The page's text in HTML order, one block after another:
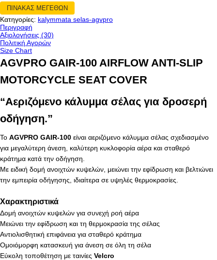
ΠΙΝΑΚΑΣ ΜΕΓΕΘΩΝ
Κατηγορίες: kalymmata selas-agvpro
Περιγραφή
Αξιολογήσεις (30)
Πολιτική Αγορών
Size Chart
AGVPRO GAIR-100 AIRFLOW ANTI-SLIP
MOTORCYCLE SEAT COVER
“Αεριζόμενο κάλυμμα σέλας για δροσερή
οδήγηση.”
Το AGVPRO GAIR-100 είναι αεριζόμενο κάλυμμα σέλας σχεδιασμένο
για μεγαλύτερη άνεση, καλύτερη κυκλοφορία αέρα και σταθερό
κράτημα κατά την οδήγηση.
Με ειδική δομή ανοιχτών κυψελών, μειώνει την εφίδρωση και βελτιώνει
την εμπειρία οδήγησης, ιδιαίτερα σε υψηλές θερμοκρασίες.
Χαρακτηριστικά
Δομή ανοιχτών κυψελών για συνεχή ροή αέρα
Μειώνει την εφίδρωση και τη θερμοκρασία της σέλας
Αντιολισθητική επιφάνεια για σταθερό κράτημα
Ομοιόμορφη κατασκευή για άνεση σε όλη τη σέλα
Εύκολη τοποθέτηση με ταινίες Velcro